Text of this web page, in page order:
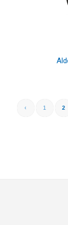
‹ 1 2